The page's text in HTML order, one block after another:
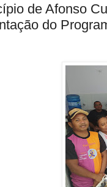
de Afonso
do